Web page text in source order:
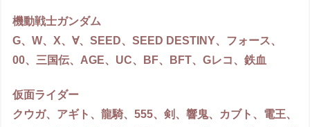
機動戦士ガンダム
G、W、X、∀、SEED、SEED DESTINY、フォース、
00、三国伝、AGE、UC、BF、BFT、Gレコ、鉄血
仮面ライダー
クウガ、アギト、龍騎、555、剣、響鬼、カブト、電王、